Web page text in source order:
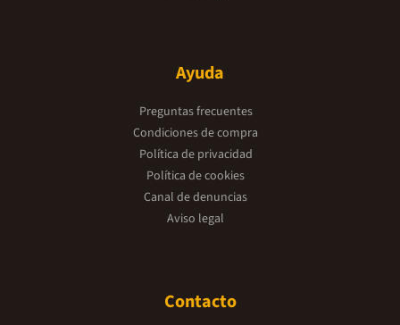
Ayuda
Preguntas frecuentes
Condiciones de compra
Política de privacidad
Política de cookies
Canal de denuncias
Aviso legal
Contacto